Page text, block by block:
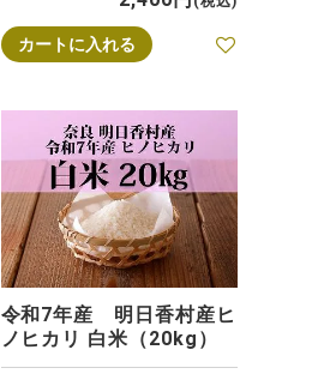
カートに入れる
令和7年産 明日香村産ヒ
ノヒカリ 白米（20kg）